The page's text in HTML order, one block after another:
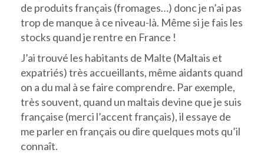
de produits français (fromages…) donc je n’ai pas
trop de manque à ce niveau-là. Même si je fais les
stocks quand je rentre en France !
J’ai trouvé les habitants de Malte (Maltais et
expatriés) très accueillants, même aidants quand
on a du mal à se faire comprendre. Par exemple,
très souvent, quand un maltais devine que je suis
française (merci l’accent français), il essaye de
me parler en français ou dire quelques mots qu’il
connaît.